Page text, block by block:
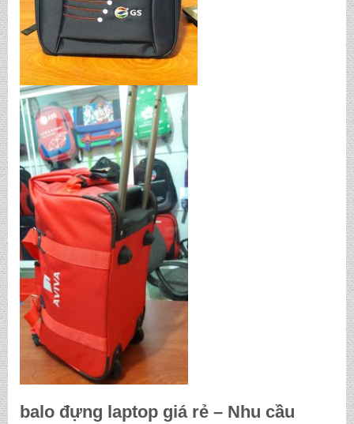
balo đựng laptop giá rẻ – Nhu cầu